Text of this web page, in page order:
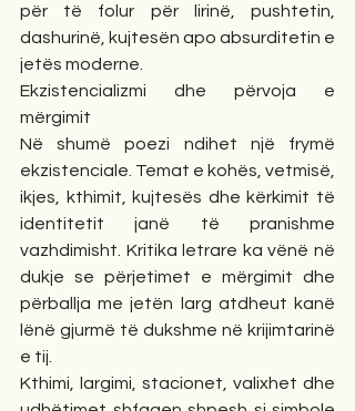
për të folur për lirinë, pushtetin,
dashurinë, kujtesën apo absurditetin e
jetës moderne.
Ekzistencializmi dhe përvoja e
mërgimit
Në shumë poezi ndihet një frymë
ekzistenciale. Temat e kohës, vetmisë,
ikjes, kthimit, kujtesës dhe kërkimit të
identitetit janë të pranishme
vazhdimisht. Kritika letrare ka vënë në
dukje se përjetimet e mërgimit dhe
përballja me jetën larg atdheut kanë
lënë gjurmë të dukshme në krijimtarinë
e tij.
Kthimi, largimi, stacionet, valixhet dhe